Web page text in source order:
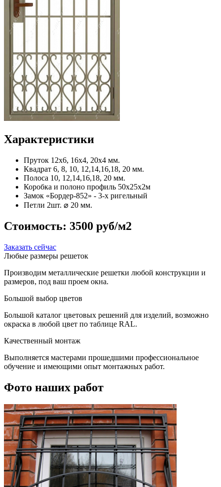
Характеристики
Пруток 12x6, 16x4, 20x4 мм.
Квадрат 6, 8, 10, 12,14,16,18, 20 мм.
Полоса 10, 12,14,16,18, 20 мм.
Коробка и полоно профиль 50х25х2м
Замок «Бордер-852» - 3-х ригельный
Петли 2шт. ⌀ 20 мм.
Стоимость: 3500 руб/м2
Заказать сейчас
Любые размеры решеток
Производим металлические решетки любой конструкции и
размеров, под ваш проем окна.
Большой выбор цветов
Большой каталог цветовых решений для изделий, возможно
окраска в любой цвет по таблице RAL.
Качественный монтаж
Выполняется мастерами прошедшими профессиональное
обучение и имеющими опыт монтажных работ.
Фото наших работ